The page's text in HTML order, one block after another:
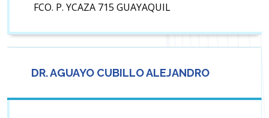
FCO. P. YCAZA 715 GUAYAQUIL
DR. AGUAYO CUBILLO ALEJANDRO